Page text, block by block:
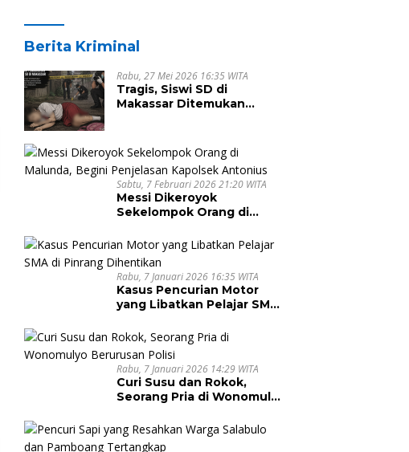
Sungai dan Jalan Terjal
Berita Kriminal
Rabu, 27 Mei 2026 16:35 WITA
Tragis, Siswi SD di
Makassar Ditemukan
Sabtu, 7 Februari 2026 21:20 WITA
Messi Dikeroyok
Sekelompok Orang di
Kapolsek Antonius
Rabu, 7 Januari 2026 16:35 WITA
Kasus Pencurian Motor
yang Libatkan Pelajar SMA
Rabu, 7 Januari 2026 14:29 WITA
Curi Susu dan Rokok,
Seorang Pria di Wonomulyo